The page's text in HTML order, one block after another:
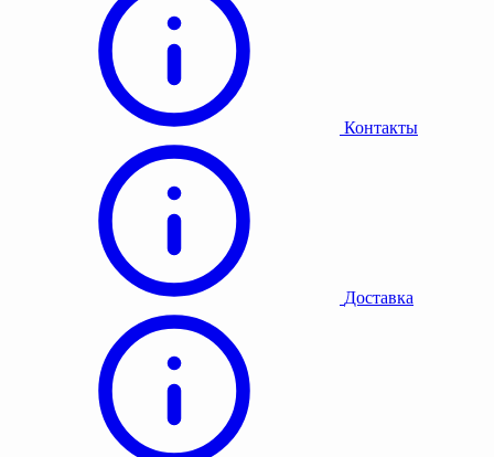
Контакты
Доставка